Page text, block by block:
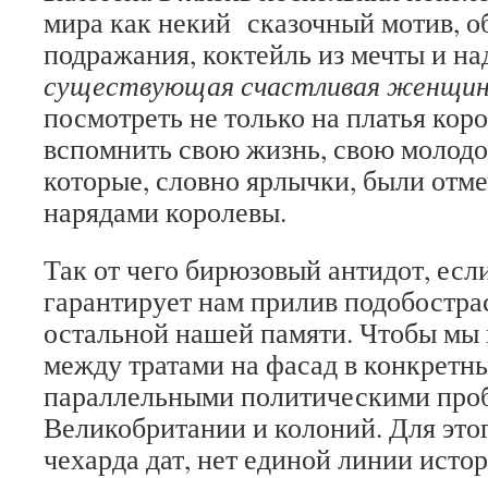
мира как некий сказочный мотив,
подражания, коктейль из мечты и
существующая счастливая
посмотреть не только на платья
вспомнить свою жизнь, свою
которые, словно ярлычки, были
нарядами королевы.
Так от чего бирюзовый антидот,
гарантирует нам прилив
остальной нашей памяти. Чтобы мы
между тратами на фасад в
параллельными политическими
Великобритании и колоний. Для
чехарда дат, нет единой линии